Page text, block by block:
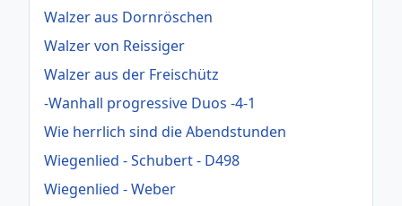
Walzer aus Dornröschen
Walzer von Reissiger
Walzer aus der Freischütz
-Wanhall progressive Duos -4-1
Wie herrlich sind die Abendstunden
Wiegenlied - Schubert - D498
Wiegenlied - Weber